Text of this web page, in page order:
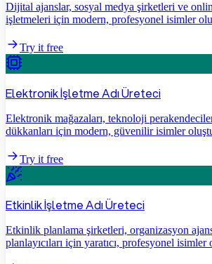
Dijital ajanslar, sosyal medya şirketleri ve
işletmeleri için modern, profesyonel isimler
Try it free
Elektronik İşletme Adı Üreteci
Elektronik mağazaları, teknoloji
dükkanları için modern, güvenilir isimler
Try it free
Etkinlik İşletme Adı Üreteci
Etkinlik planlama şirketleri, organizasyon
planlayıcıları için yaratıcı, profesyonel isimler